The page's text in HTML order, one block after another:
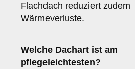
Flachdach reduziert zudem
Wärmeverluste.
Welche Dachart ist am
pflegeleichtesten?